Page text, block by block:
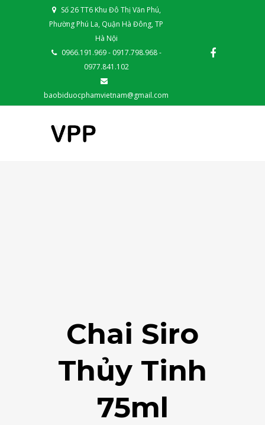
Số 26 TT6 Khu Đô Thị Văn Phú,
Phường Phú La, Quận Hà Đông, TP
Hà Nội
0966.191.969 - 0917.798.968 -
0977.841.102
baobiduocphamvietnam@gmail.com
Chai Siro
Thủy Tinh
75ml